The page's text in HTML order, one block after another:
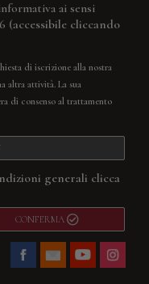
ai sensi
(accessibile cliccando
di iscrizione alla nostra
altra attività. La sua
di consenso al trattamento
generali clicca
CONFERMA